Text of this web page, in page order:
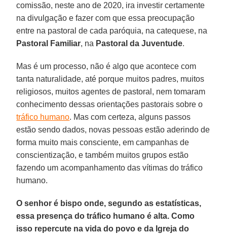
comissão, neste ano de 2020, ira investir certamente
na divulgação e fazer com que essa preocupação
entre na pastoral de cada paróquia, na catequese, na
Pastoral Familiar, na Pastoral da Juventude.
Mas é um processo, não é algo que acontece com
tanta naturalidade, até porque muitos padres, muitos
religiosos, muitos agentes de pastoral, nem tomaram
conhecimento dessas orientações pastorais sobre o
tráfico humano. Mas com certeza, alguns passos
estão sendo dados, novas pessoas estão aderindo de
forma muito mais consciente, em campanhas de
conscientização, e também muitos grupos estão
fazendo um acompanhamento das vítimas do tráfico
humano.
O senhor é bispo onde, segundo as estatísticas,
essa presença do tráfico humano é alta. Como
isso repercute na vida do povo e da Igreja do